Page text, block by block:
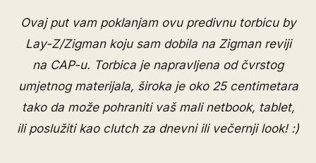
Ovaj put vam poklanjam ovu predivnu torbicu by
Lay-Z/Zigman koju sam dobila na Zigman reviji
na CAP-u. Torbica je napravljena od čvrstog
umjetnog materijala, široka je oko 25 centimetara
tako da može pohraniti vaš mali netbook, tablet,
ili poslužiti kao clutch za dnevni ili večernji look! :)